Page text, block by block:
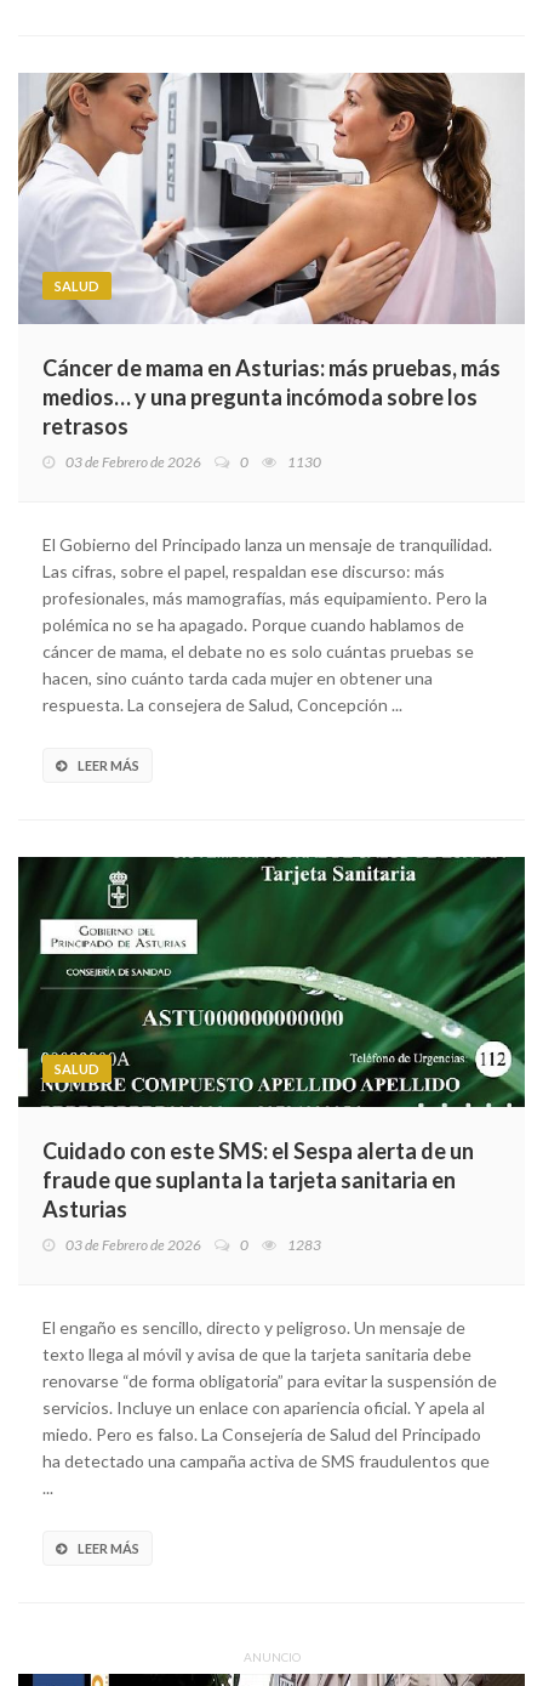
SALUD
Cáncer de mama en Asturias: más pruebas, más
medios… y una pregunta incómoda sobre los
retrasos
03 de Febrero de 2026 0 1130
El Gobierno del Principado lanza un mensaje de tranquilidad.
Las cifras, sobre el papel, respaldan ese discurso: más
profesionales, más mamografías, más equipamiento. Pero la
polémica no se ha apagado. Porque cuando hablamos de
cáncer de mama, el debate no es solo cuántas pruebas se
hacen, sino cuánto tarda cada mujer en obtener una
respuesta. La consejera de Salud, Concepción ...
LEER MÁS
SALUD
Cuidado con este SMS: el Sespa alerta de un
fraude que suplanta la tarjeta sanitaria en
Asturias
03 de Febrero de 2026 0 1283
El engaño es sencillo, directo y peligroso. Un mensaje de
texto llega al móvil y avisa de que la tarjeta sanitaria debe
renovarse “de forma obligatoria” para evitar la suspensión de
servicios. Incluye un enlace con apariencia oficial. Y apela al
miedo. Pero es falso. La Consejería de Salud del Principado
ha detectado una campaña activa de SMS fraudulentos que
...
LEER MÁS
ANUNCIO